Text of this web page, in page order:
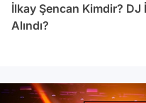
İlkay Şencan Kimdir? DJ
Alındı?